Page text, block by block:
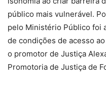
público mais vulnerável.
pelo Ministério Público foi
de condições de acesso
o promotor de Justiça
Promotoria de Justiça de